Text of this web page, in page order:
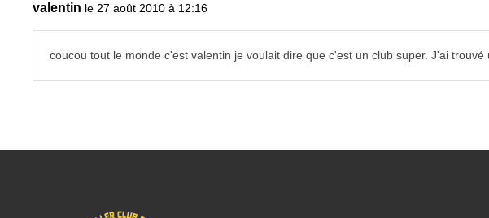
valentin le 27 août 2010 à 12:16
coucou tout le monde c'est valentin je voulait dire que c'est un club super. J'ai